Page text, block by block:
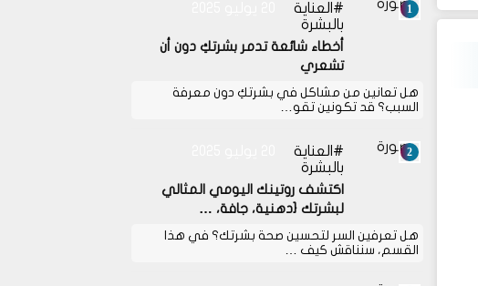
العناية
بالبشرة
أخطاء شائعة تدمر بشرتكِ دون أن
تشعري
هل تعانين من مشاكل في بشرتكِ دون معرفة
السبب؟ قد تكونين تقو…
العناية
بالبشرة
اكتشف روتينك اليومي المثالي
لبشرتك {دهنية، جافة، …
هل تعرفين السر لتحسين صحة بشرتك؟ في هذا
القسم، سنناقش كيف …